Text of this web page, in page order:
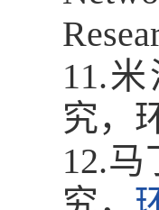
11.
究，
12.